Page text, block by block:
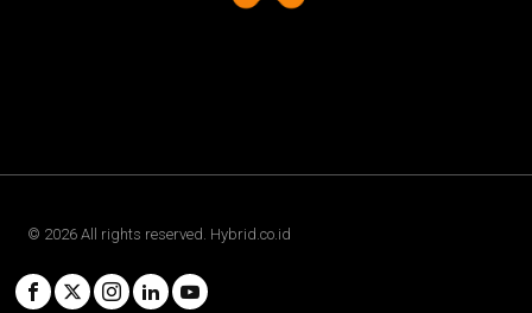
© 2026 All rights reserved. Hybrid.co.id